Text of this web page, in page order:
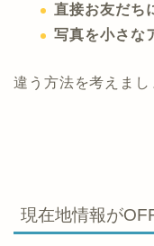
直接お友だち
写真を小さな
違う方法を考えまし
現在地情報が